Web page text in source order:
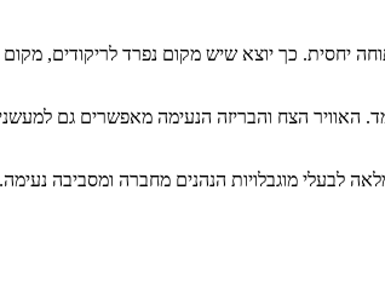
יחסית. כך יוצא שיש מקום נפרד לריקודים,
הצח והבריזה הנעימה מאפשרים גם
לבעלי מוגבלויות הנהנים מחברה ומסביבה נעימה.